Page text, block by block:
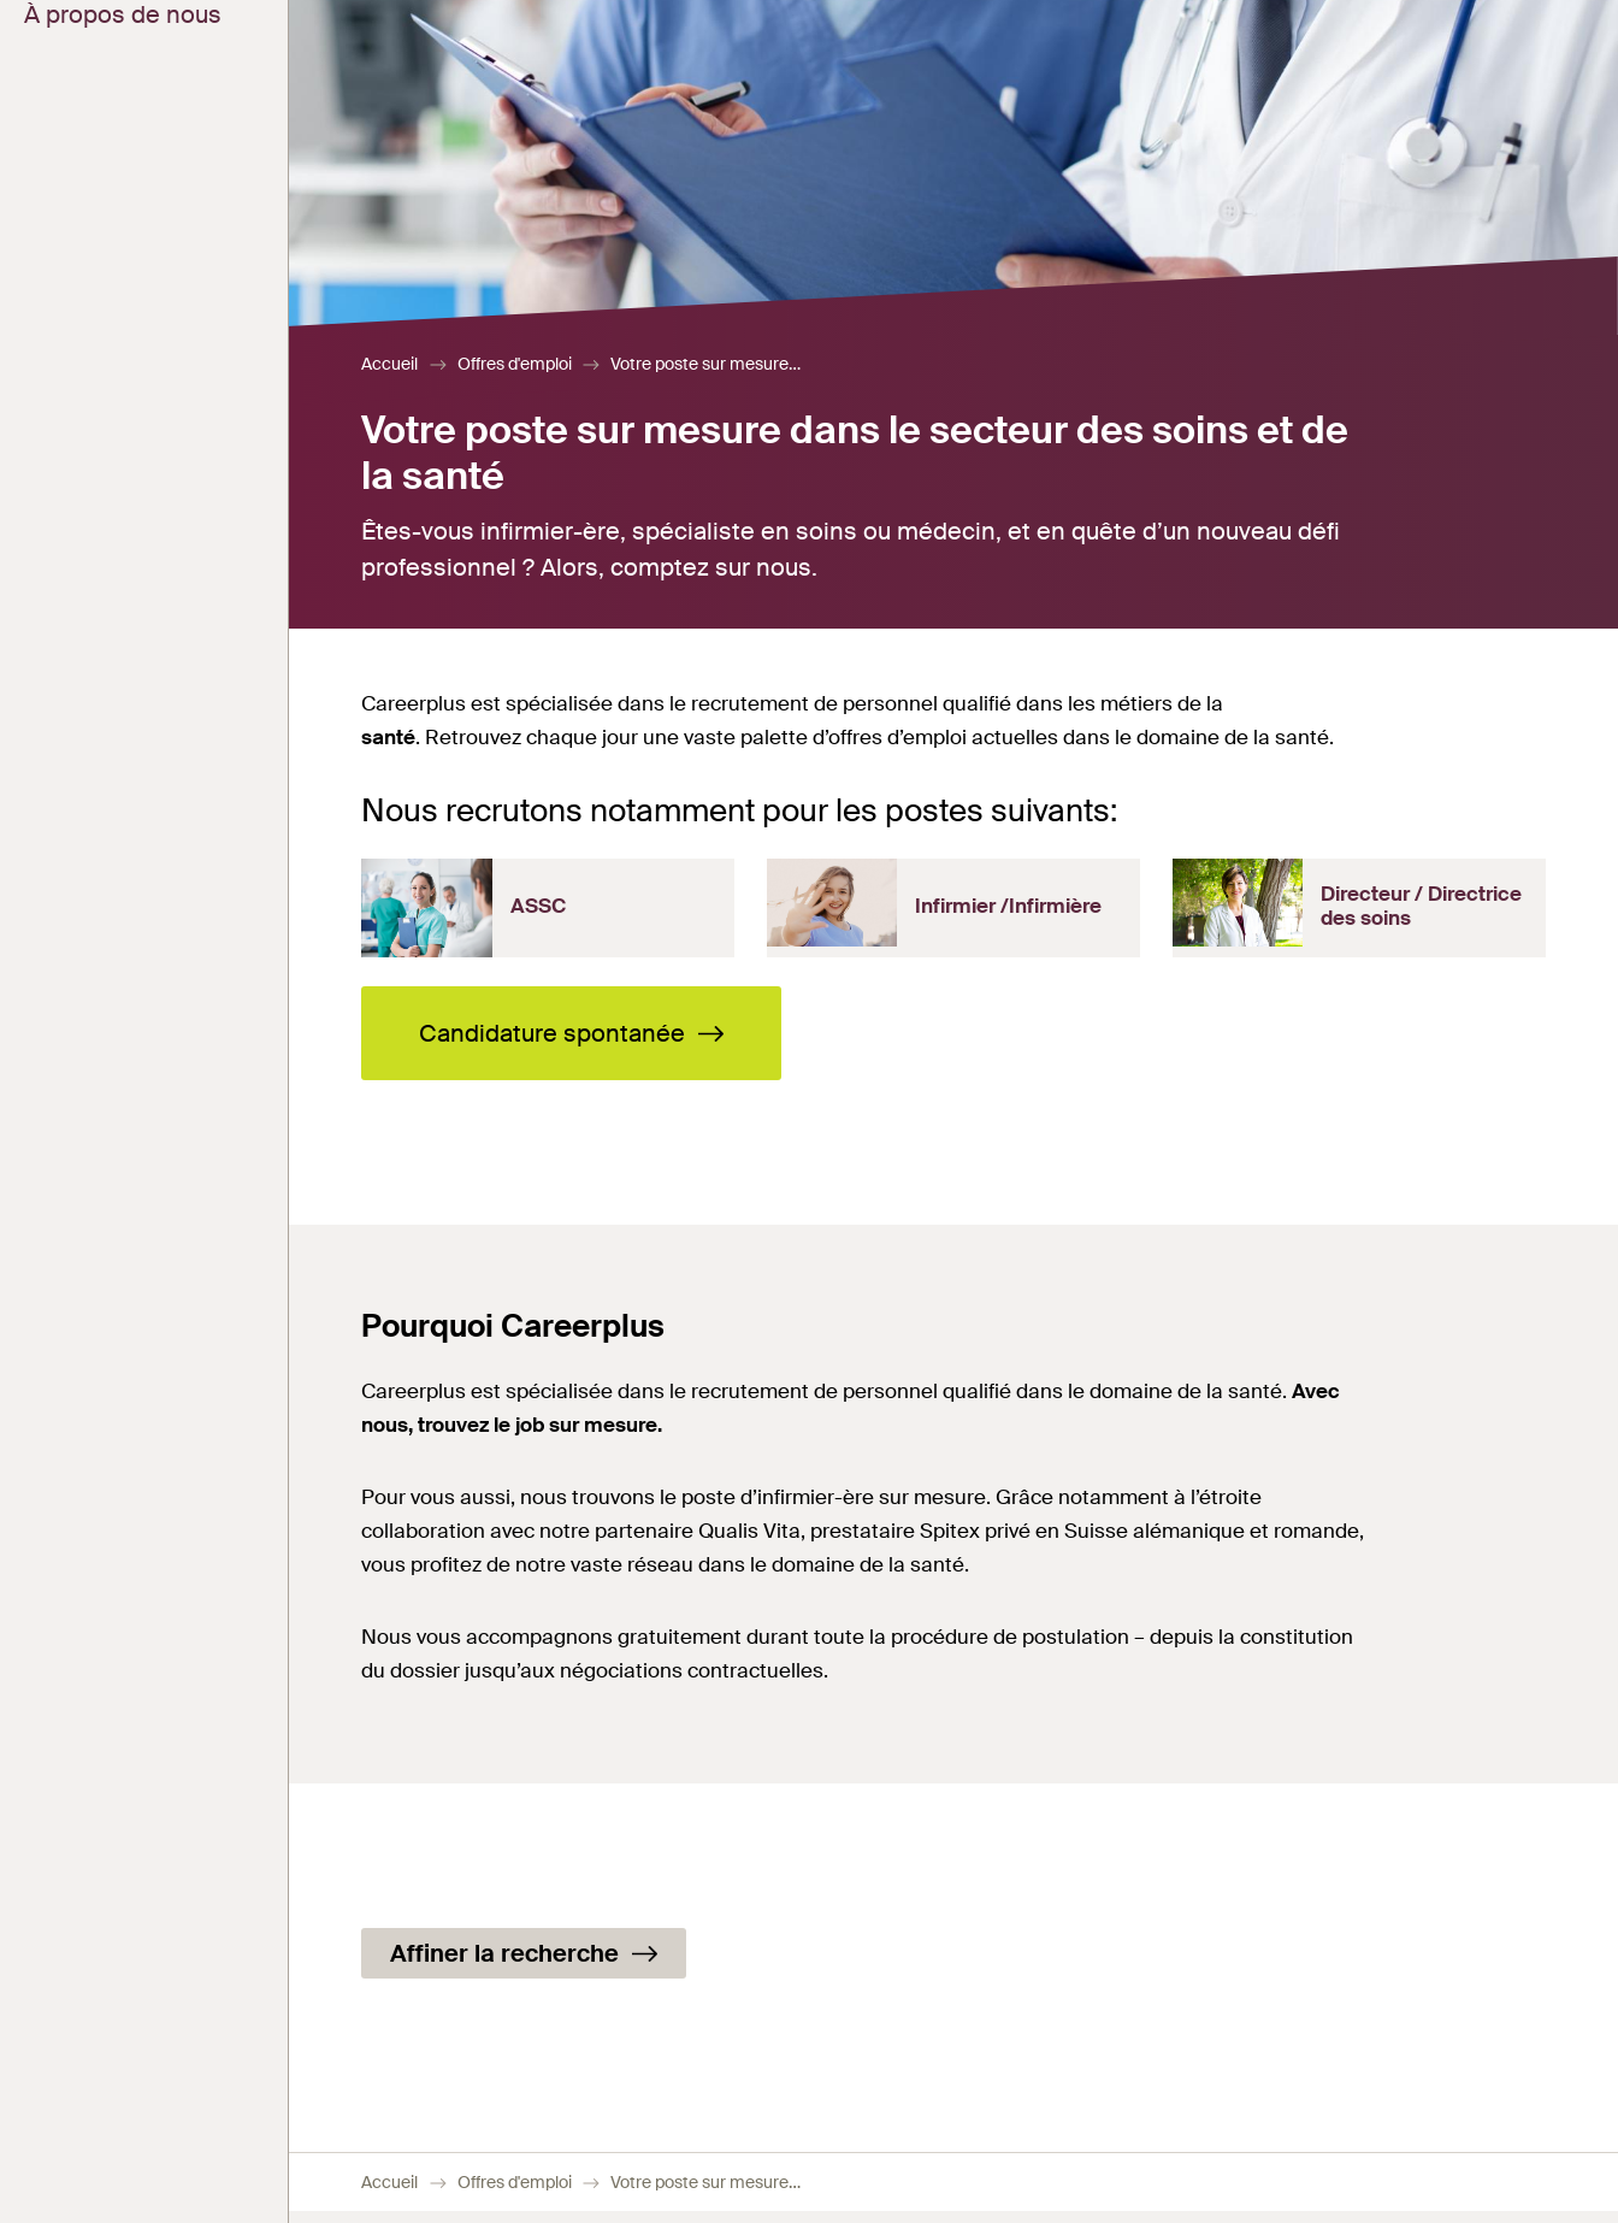
Recherche de
À propos de nous
Accueil Offres d'emploi Votre poste sur mesure dans le secteur des soins et de la santé
Votre poste sur mesure dans le secteur des soins et de
la santé
Êtes-vous infirmier-ère, spécialiste en soins ou médecin, et en quête d’un nouveau défi
professionnel ? Alors, comptez sur nous.
Careerplus est spécialisée dans le recrutement de personnel qualifié dans les métiers de la
santé. Retrouvez chaque jour une vaste palette d’offres d’emploi actuelles dans le domaine de la santé.
Nous recrutons notamment pour les postes suivants:
ASSC Infirmier /Infirmière
Directeur / Directrice
des soins
Candidature spontanée
Pourquoi Careerplus
Careerplus est spécialisée dans le recrutement de personnel qualifié dans le domaine de la santé. Avec
nous, trouvez le job sur mesure.
Pour vous aussi, nous trouvons le poste d’infirmier-ère sur mesure. Grâce notamment à l’étroite
collaboration avec notre partenaire Qualis Vita, prestataire Spitex privé en Suisse alémanique et romande,
vous profitez de notre vaste réseau dans le domaine de la santé.
Nous vous accompagnons gratuitement durant toute la procédure de postulation – depuis la constitution
du dossier jusqu’aux négociations contractuelles.
Affiner la recherche
Accueil Offres d'emploi Votre poste sur mesure dans le secteur des soins et de la santé